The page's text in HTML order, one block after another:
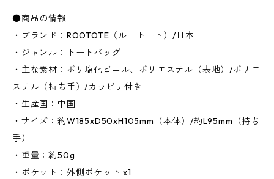
●商品の情報
・ブランド：ROOTOTE（ルートート）/日本
・ジャンル：トートバッグ
・主な素材：ポリ塩化ビニル、ポリエステル（表地）/ポリエ
ステル（持ち手）/カラビナ付き
・生産国：中国
・サイズ：約W185xD50xH105mm（本体）/約L95mm（持ち
手）
・重量：約50g
・ポケット：外側ポケット x1